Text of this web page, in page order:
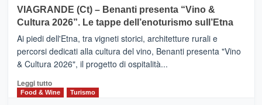
Anche
la
Alcantara
nei
primi
nella
classifica
IL
SAN
DOMENICO
PALACE
TAORMINA,
UN
HOTEL
FOUR
VIAGRANDE (Ct) – Benanti presenta “Vino &
Cultura 2026”. Le tappe dell’enoturismo sull’Etna
Ai piedi dell'Etna, tra vigneti storici, architetture rurali e
percorsi dedicati alla cultura del vino, Benanti presenta "Vino
& Cultura 2026", il progetto di ospitalità...
Leggi tuttoLeggi
di
Food & Wine Turismo